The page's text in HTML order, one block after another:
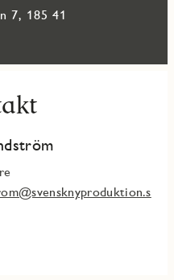
bor du i moderna
med nyproduktion med
sitt rika utbud av caféer,
7, 185 41